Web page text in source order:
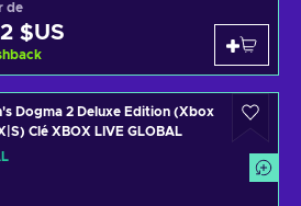
de
$US
Dogma 2 Deluxe Edition (Xbox
Clé XBOX LIVE GLOBAL